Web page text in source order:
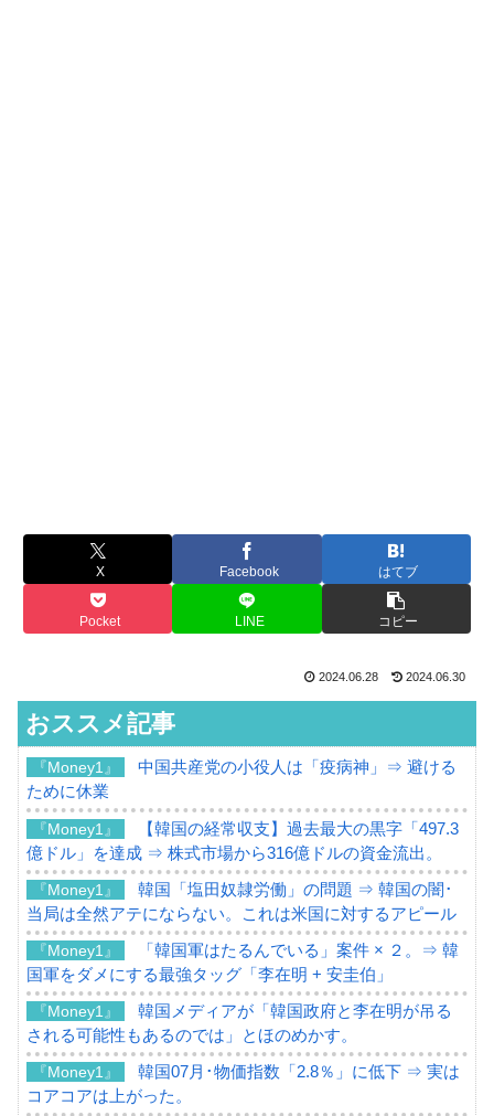
X Facebook はてブ
Pocket LINE コピー
2024.06.28 2024.06.30
おススメ記事
『Money1』
中国共産党の小役人は「疫病神」⇒ 避ける
ために休業
『Money1』
【韓国の経常収支】過去最大の黒字「497.3
億ドル」を達成 ⇒ 株式市場から316億ドルの資金流出。
『Money1』
韓国「塩田奴隷労働」の問題 ⇒ 韓国の闇･
当局は全然アテにならない。これは米国に対するアピール
『Money1』
「韓国軍はたるんでいる」案件 × ２。⇒ 韓
国軍をダメにする最強タッグ「李在明 + 安圭伯」
『Money1』
韓国メディアが「韓国政府と李在明が吊る
される可能性もあるのでは」とほのめかす。
『Money1』
韓国07月･物価指数「2.8％」に低下 ⇒ 実は
コアコアは上がった。